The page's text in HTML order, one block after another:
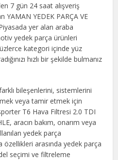
7 gün 24 saat alışveriş
YAMAN YEDEK PARÇA VE
yer alan araba
yedek parça ürünleri
kategori içinde yüz
hızlı bir şekilde bulmanız
bileşenlerini, sistemlerini
veya tamir etmek için
T6 Hava Filtresi 2.0 TDI
aracın bakım, onarım veya
yedek parça
arasında yedek parça
seçimi ve filtreleme